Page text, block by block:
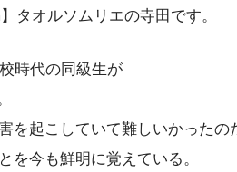
タオルソムリエの寺田です。
時代の同級生が
を起こしていて難しいかったの
を今も鮮明に覚えている。